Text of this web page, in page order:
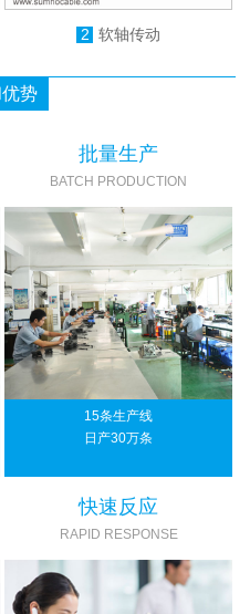
2 软轴传动
势
批量生产
BATCH PRODUCTION
15条生产线
日产30万条
快速反应
RAPID RESPONSE